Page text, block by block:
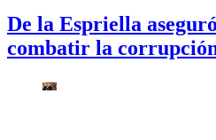
De la Espriella
combatir la